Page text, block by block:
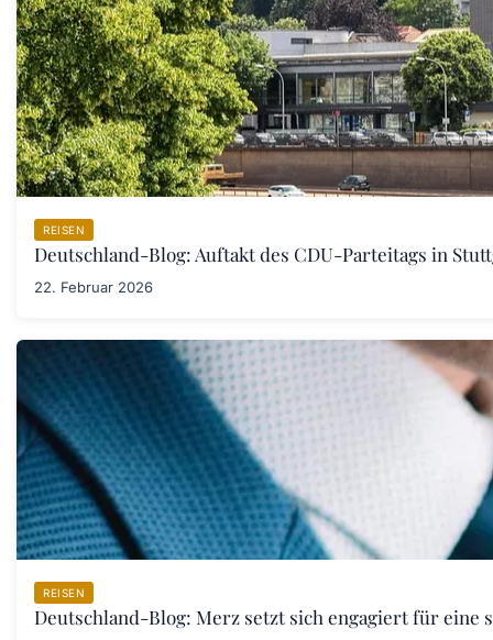
REISEN
Deutschland-Blog: Auftakt des CDU-Parteitags in
22. Februar 2026
REISEN
Deutschland-Blog: Merz setzt sich engagiert für eine